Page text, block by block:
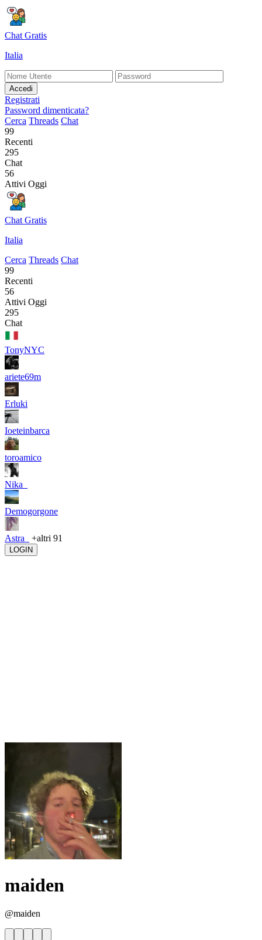
Chat Gratis
Italia
Accedi
Registrati
Password dimenticata?
Cerca Threads Chat
99
Recenti
295
Chat
56
Attivi Oggi
Chat Gratis
Italia
Cerca Threads Chat
99
Recenti
56
Attivi Oggi
295
Chat
TonyNYC
ariete69m
Erluki
Ioeteinbarca
toroamico
Nika_
Demogorgone
Astra_ +altri 91
LOGIN
maiden
@maiden